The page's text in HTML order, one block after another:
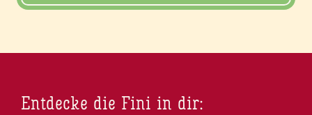
Entdecke die Fini in dir: